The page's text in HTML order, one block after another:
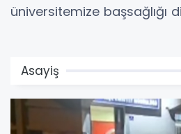
üniversitemize başsağlığı
Asayiş